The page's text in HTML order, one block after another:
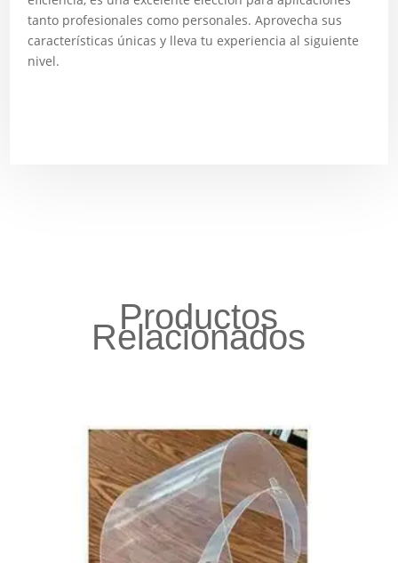
tanto profesionales como personales. Aprovecha sus
características únicas y lleva tu experiencia al siguiente
nivel.
Productos
Relacionados